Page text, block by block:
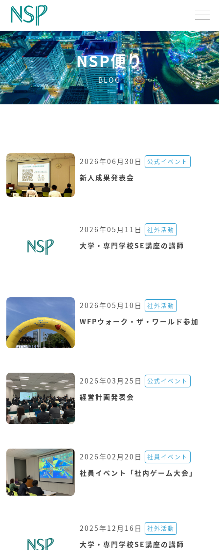
NSP便り
BLOG
2026年06月30日 公式イベント
新人成果発表会
2026年05月11日 社外活動
大学・専門学校SE講座の講師
2026年05月10日 社外活動
WFPウォーク・ザ・ワールド参加
2026年03月25日 公式イベント
経営計画発表会
2026年02月20日 社員イベント
社員イベント「社内ゲーム大会」
2025年12月16日 社外活動
大学・専門学校SE講座の講師